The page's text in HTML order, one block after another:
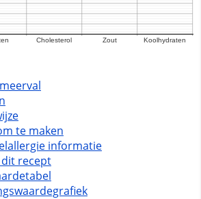
te maken
informatie
dit recept